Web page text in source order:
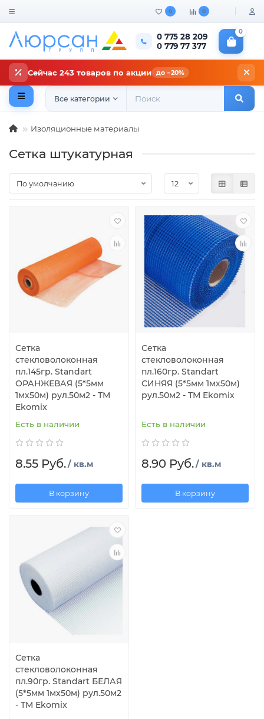
0 0
0 775 28 209
0 779 77 377
0
Сейчас 243 товаров по акции до −20%
Все категории
Изоляционные материалы
Сетка штукатурная
Сетка
стекловолоконная
пл.145гр. Standart
ОРАНЖЕВАЯ (5*5мм
1мх50м) рул.50м2 - ТМ
Ekomix
Есть в наличии
8.55 Руб./ кв.м
В корзину
Сетка
стекловолоконная
пл.160гр. Standart
СИНЯЯ (5*5мм 1мх50м)
рул.50м2 - ТМ Ekomix
Есть в наличии
8.90 Руб./ кв.м
В корзину
Сетка
стекловолоконная
пл.90гр. Standart БЕЛАЯ
(5*5мм 1мх50м) рул.50м2
- ТМ Ekomix